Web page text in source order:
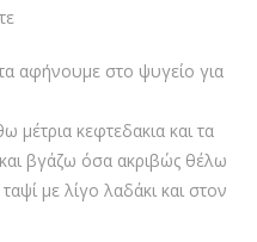
αφήνουμε στο ψυγείο για
κεφτεδακια και τα
βγάζω όσα ακριβώς θέλω
με λίγο λαδάκι και στον